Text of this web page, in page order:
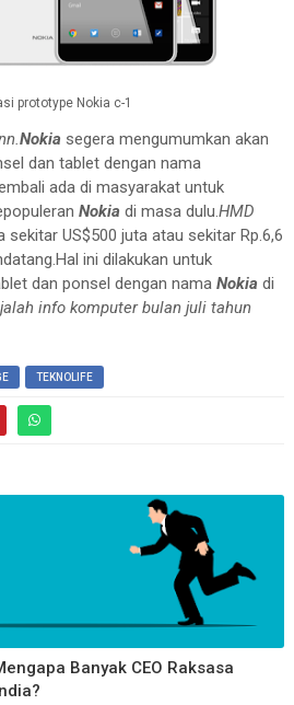
prototype Nokia c-1
Nokia segera mengumumkan akan
dan tablet dengan nama
ada di masyarakat untuk
Nokia di masa dulu.HMD
sekitar US$500 juta atau sekitar Rp.6,6
ini dilakukan untuk
dan ponsel dengan nama Nokia di
info komputer bulan juli tahun
TEKNOLIFE
Banyak CEO Raksasa